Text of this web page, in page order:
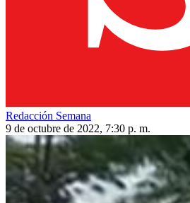
Redacción Semana
9 de octubre de 2022, 7:30 p. m.